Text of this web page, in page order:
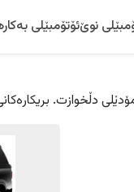
نوێئۆتۆمبێلی
مۆدێلی دڵخوازت.